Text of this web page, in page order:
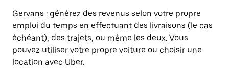
Gervans : générez des revenus selon votre propre
emploi du temps en effectuant des livraisons (le cas
échéant), des trajets, ou même les deux. Vous
pouvez utiliser votre propre voiture ou choisir une
location avec Uber.